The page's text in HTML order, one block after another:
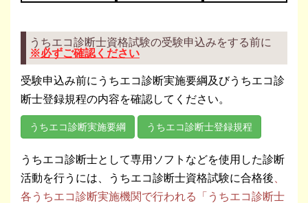
うちエコ診断士資格試験の受験申込みをする前に
※必ずご確認ください
受験申込み前にうちエコ診断実施要綱及びうちエコ診
断士登録規程の内容を確認してください。
うちエコ診断実施要綱 うちエコ診断士登録規程
うちエコ診断士として専用ソフトなどを使用した診断
活動を行うには、うちエコ診断士資格試験に合格後
各うちエコ診断実施機関で行われる「うちエコ診断士